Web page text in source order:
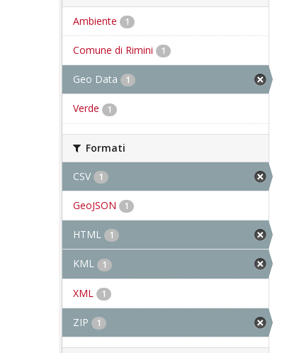
Ambiente 1
Comune di Rimini 1
Geo Data 1
Verde 1
Formati
CSV 1
GeoJSON 1
HTML 1
KML 1
XML 1
ZIP 1